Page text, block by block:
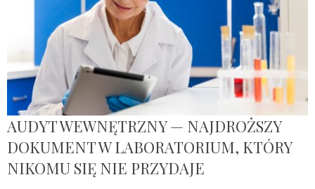
AUDYT WEWNĘTRZNY — NAJDROŻSZY
DOKUMENT W LABORATORIUM, KTÓRY
NIKOMU SIĘ NIE PRZYDAJE